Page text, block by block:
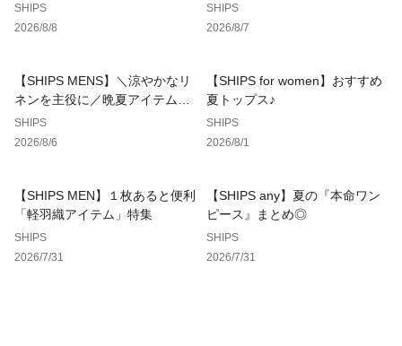
-------------------------------------
生地の厚み：薄手～中間
透け感：無（ホワイトはやや有）
光沢感：やや有
水洗い：可
-------------------------------------
洗濯をくり返すことにより、徐々に効果が低下します。
※屋外での撮影画像は、光の当たり具合で色味が多少異なって
見える場合があります。商品の色味は、スタジオでの詳細画像
をご参照ください。
SHIPS
2026/8/8
SHIPS
2026/8/7
【SHIPS MENS】＼涼やかなリ
ネンを主役に／晩夏アイテム特
集
SHIPS
2026/8/6
【SHIPS for women】おすすめ
夏トップス♪
SHIPS
2026/8/1
【SHIPS MEN】１枚あると便利
「軽羽織アイテム」特集
SHIPS
2026/7/31
【SHIPS any】夏の『本命ワン
ピース』まとめ◎
SHIPS
2026/7/31